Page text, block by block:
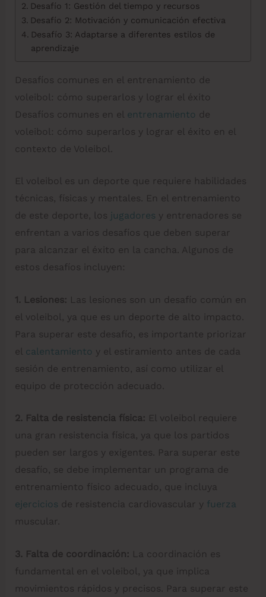
Desafío 1: Gestión del tiempo y recursos
Desafío 2: Motivación y comunicación efectiva
Desafío 3: Adaptarse a diferentes estilos de
aprendizaje
Desafíos comunes en el entrenamiento de
voleibol: cómo superarlos y lograr el éxito
Desafíos comunes en el entrenamiento de
voleibol: cómo superarlos y lograr el éxito en el
contexto de Voleibol.
El voleibol es un deporte que requiere habilidades
técnicas, físicas y mentales. En el entrenamiento
de este deporte, los jugadores y entrenadores se
enfrentan a varios desafíos que deben superar
para alcanzar el éxito en la cancha. Algunos de
estos desafíos incluyen:
1. Lesiones: Las lesiones son un desafío común en
el voleibol, ya que es un deporte de alto impacto.
Para superar este desafío, es importante priorizar
el calentamiento y el estiramiento antes de cada
sesión de entrenamiento, así como utilizar el
equipo de protección adecuado.
2. Falta de resistencia física: El voleibol requiere
una gran resistencia física, ya que los partidos
pueden ser largos y exigentes. Para superar este
desafío, se debe implementar un programa de
entrenamiento físico adecuado, que incluya
ejercicios de resistencia cardiovascular y fuerza
muscular.
3. Falta de coordinación: La coordinación es
fundamental en el voleibol, ya que implica
movimientos rápidos y precisos. Para superar este